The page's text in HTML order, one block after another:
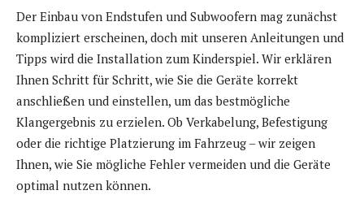
Der Einbau von Endstufen und Subwoofern mag zunächst
kompliziert erscheinen, doch mit unseren Anleitungen und
Tipps wird die Installation zum Kinderspiel. Wir erklären
Ihnen Schritt für Schritt, wie Sie die Geräte korrekt
anschließen und einstellen, um das bestmögliche
Klangergebnis zu erzielen. Ob Verkabelung, Befestigung
oder die richtige Platzierung im Fahrzeug – wir zeigen
Ihnen, wie Sie mögliche Fehler vermeiden und die Geräte
optimal nutzen können.